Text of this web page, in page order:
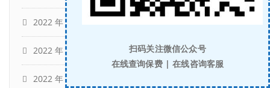
2022 年 4 月
2022 年 3 月
2022 年 2 月
扫码关注微信公众号
在线查询保费 | 在线咨询客服